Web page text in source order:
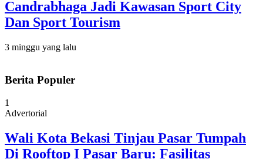
Candrabhaga Jadi Kawasan Sport City
Dan Sport Tourism
3 minggu yang lalu
Berita Populer
1
Advertorial
Wali Kota Bekasi Tinjau Pasar Tumpah
Di Rooftop I Pasar Baru: Fasilitas